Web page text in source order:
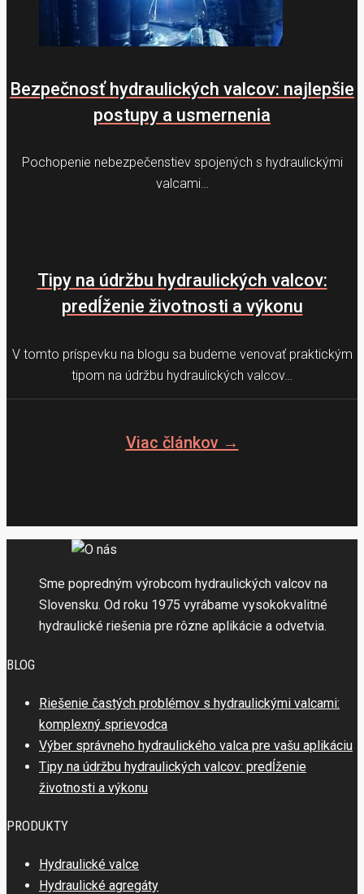
Bezpečnosť hydraulických valcov: najlepšie
postupy a usmernenia
Pochopenie nebezpečenstiev spojených s hydraulickými
valcami…
Tipy na údržbu hydraulických valcov:
predĺženie životnosti a výkonu
V tomto príspevku na blogu sa budeme venovať praktickým
tipom na údržbu hydraulických valcov…
Viac článkov →
Sme popredným výrobcom hydraulických valcov na
Slovensku. Od roku 1975 vyrábame vysokokvalitné
hydraulické riešenia pre rôzne aplikácie a odvetvia.
BLOG
Riešenie častých problémov s hydraulickými valcami:
komplexný sprievodca
Výber správneho hydraulického valca pre vašu aplikáciu
Tipy na údržbu hydraulických valcov: predĺženie
životnosti a výkonu
PRODUKTY
Hydraulické valce
Hydraulické agregáty